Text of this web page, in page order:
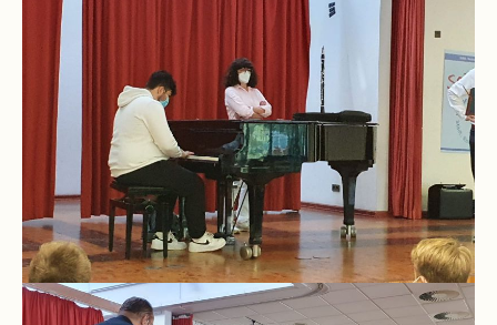
Vertretungsplan
Stundenraster
Realschulbildungsgang
Stufe
5
und